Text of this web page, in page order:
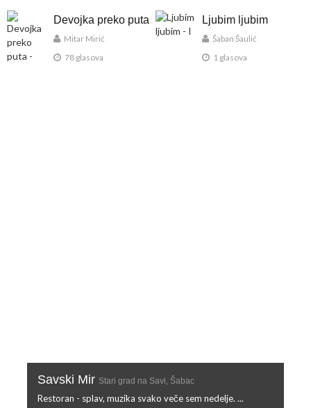
Devojka preko puta
Mitar Mirić
78 glasova
Ljubim ljubim
Šaban Šaulić
1 glasova
Savski Mir Stari grad na Savi, Šabac
Restoran - splav, muzika svako veče sem nedelje. ...